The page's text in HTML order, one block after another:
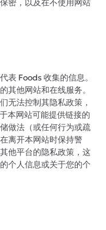
密，以及在不使用网站
Foods 收集的信息。
其他网站和在线服务。
无法控制其隐私政策，
本网站可能提供链接的
做法（或任何行为或疏
离开本网站时保持警
他平台的隐私政策，这
个人信息或关于您的个